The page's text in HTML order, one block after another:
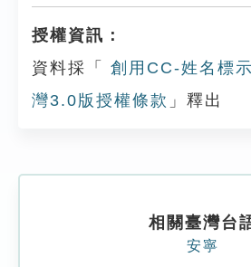
授權資訊：
資料採「
創用CC-姓名標
灣3.0版授權條款 」釋出
相關臺灣台
安寧